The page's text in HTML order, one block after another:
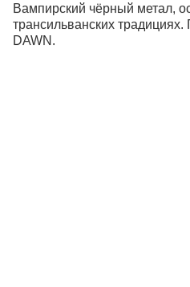
Вампирский чёрный метал,
трансильванских
DAWN.